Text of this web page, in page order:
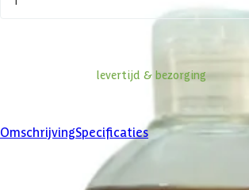
levertijd & bezorging
OmschrijvingSpecificaties
Product omschrijving